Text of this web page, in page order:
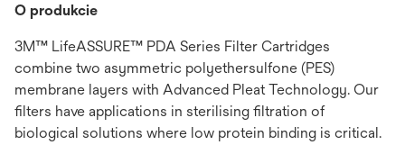
O produkcie
3M™ LifeASSURE™ PDA Series Filter Cartridges
combine two asymmetric polyethersulfone (PES)
membrane layers with Advanced Pleat Technology. Our
filters have applications in sterilising filtration of
biological solutions where low protein binding is critical.